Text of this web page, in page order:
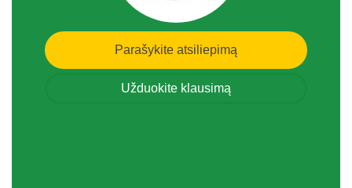
Parašykite atsiliepimą
Užduokite klausimą